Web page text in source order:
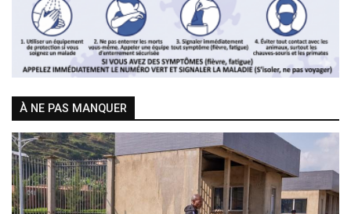
À NE PAS MANQUER